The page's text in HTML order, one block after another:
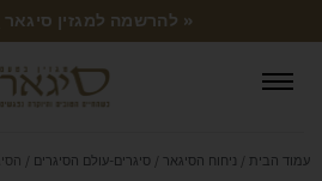
« להרשמה למגזין סיגאר
עמוד הבית / ניחוח הסיגאר / סיגרים-עולם הסיגרים